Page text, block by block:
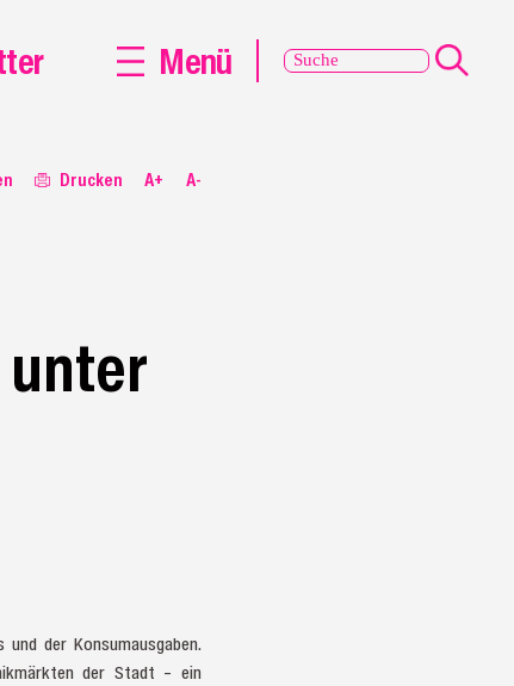
Drucken A+ A-
der Konsumausgaben.
der Stadt – ein
Menü